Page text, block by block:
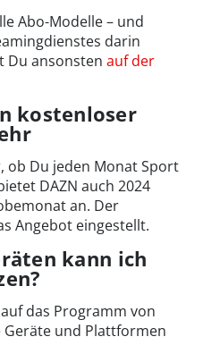
Abo-Modelle – und
darin
Du ansonsten auf der
kostenloser
ob Du jeden Monat Sport
DAZN auch 2024
an. Der
Angebot eingestellt.
kann ich
das Programm von
Geräte und Plattformen